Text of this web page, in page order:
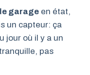
garage en état,
un capteur: ça
jour où il y a un
pas